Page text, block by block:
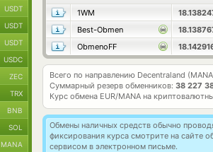
1WM
Best-Obmen
ObmenoFF
Всего по направлению Decentraland
Суммарный резерв обменников: 38 227
Курс обмена EUR/MANA на
Обмены наличных средств обычно
фиксирования курса смотрите на сайте
сервисом в электронном письме.
USDT
USDT
USDT
USDC
ZEC
TRX
BNB
SOL
MANA